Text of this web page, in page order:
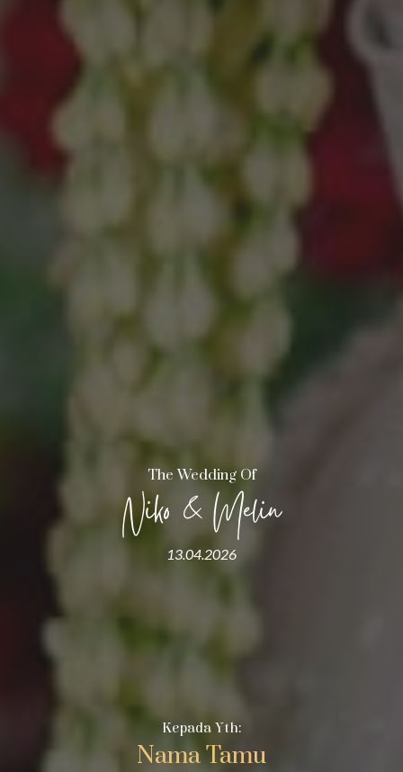
The Wedding Of
Niko & Melin
13.04.2026
Kepada Yth:
Nama Tamu